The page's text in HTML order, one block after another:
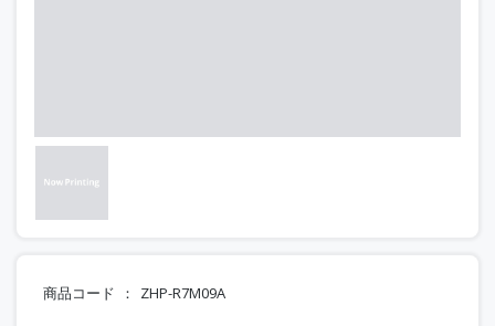
商品コード ZHP-R7M09A